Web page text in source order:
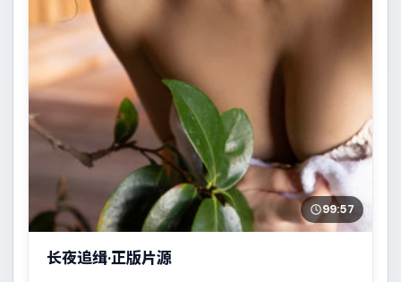
99:57
长夜追缉·正版片源